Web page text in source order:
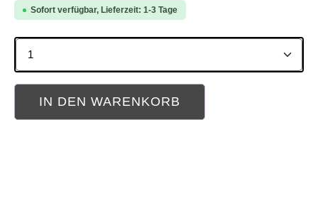
Sofort verfügbar, Lieferzeit: 1-3 Tage
Produkt Anzahl: Gib den gewünschten Wert ein
IN DEN WARENKORB